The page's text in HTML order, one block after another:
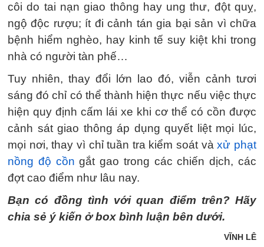
côi do tai nạn giao thông hay ung thư, đột quỵ,
ngộ độc rượu; ít đi cảnh tán gia bại sản vì chữa
bệnh hiểm nghèo, hay kinh tế suy kiệt khi trong
nhà có người tàn phế…
Tuy nhiên, thay đổi lớn lao đó, viễn cảnh tươi
sáng đó chỉ có thể thành hiện thực nếu việc thực
hiện quy định cấm lái xe khi cơ thể có cồn được
cảnh sát giao thông áp dụng quyết liệt mọi lúc,
mọi nơi, thay vì chỉ tuần tra kiểm soát vàxử phạt
nồng độ cồn gắt gao trong các chiến dịch, các
đợt cao điểm như lâu nay.
Bạn có đồng tình với quan điểm trên? Hãy
chia sẻ ý kiến ở box bình luận bên dưới.
VĨNH LÊ